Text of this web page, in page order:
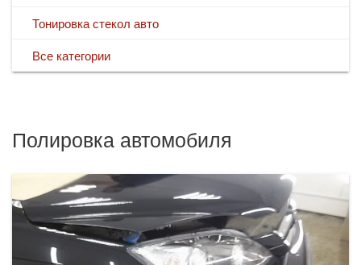
Тонировка стекол авто
Все категории
Полировка автомобиля